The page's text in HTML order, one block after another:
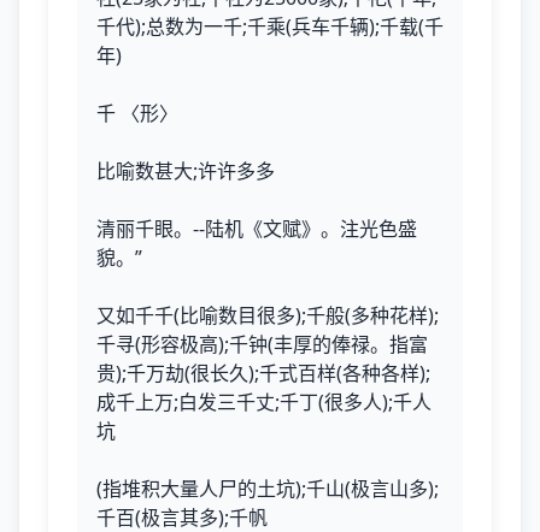
千代);总数为一千;千乘(兵车千辆);千载(千
年)
千 〈形〉
比喻数甚大;许许多多
清丽千眼。--陆机《文赋》。注光色盛
貌。”
又如千千(比喻数目很多);千般(多种花样);
千寻(形容极高);千钟(丰厚的俸禄。指富
贵);千万劫(很长久);千式百样(各种各样);
成千上万;白发三千丈;千丁(很多人);千人
坑
(指堆积大量人尸的土坑);千山(极言山多);
千百(极言其多);千帆